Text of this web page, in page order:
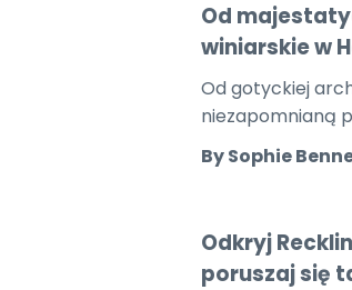
Od
winiarskie w
Od gotyckiej
niezapomnianą
By Sophie
Odkryj
poruszaj się